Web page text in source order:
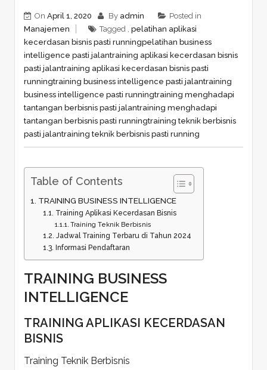
On April 1, 2020 By admin
Posted in
Manajemen
Tagged , pelatihan aplikasi
kecerdasan bisnis pasti runningpelatihan business
intelligence pasti jalantraining aplikasi kecerdasan bisnis
pasti jalantraining aplikasi kecerdasan bisnis pasti
runningtraining business intelligence pasti jalantraining
business intelligence pasti runningtraining menghadapi
tantangan berbisnis pasti jalantraining menghadapi
tantangan berbisnis pasti runningtraining teknik berbisnis
pasti jalantraining teknik berbisnis pasti running
Table of Contents
TRAINING BUSINESS INTELLIGENCE
Training Aplikasi Kecerdasan Bisnis
Training Teknik Berbisnis
Jadwal Training Terbaru di Tahun 2024
Informasi Pendaftaran
TRAINING BUSINESS
INTELLIGENCE
TRAINING APLIKASI KECERDASAN
BISNIS
Training Teknik Berbisnis